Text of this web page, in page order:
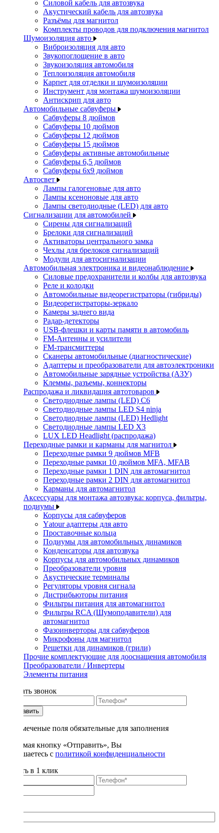
Силовой кабель для автозвука
Акустический кабель для автозвука
Разъёмы для магнитол
Комплекты проводов для подключения магнитол
Шумоизоляция авто
Виброизоляция для авто
Звукопоглощение в авто
Звукоизоляция автомобиля
Теплоизоляция автомобиля
Карпет для отделки и шумоизоляции
Инструмент для монтажа шумоизоляции
Антискрип для авто
Автомобильные сабвуферы
Сабвуферы 8 дюймов
Сабвуферы 10 дюймов
Сабвуферы 12 дюймов
Сабвуферы 15 дюймов
Сабвуферы активные автомобильные
Сабвуферы 6,5 дюймов
Сабвуферы 6x9 дюймов
Автосвет
Лампы галогеновые для авто
Лампы ксеноновые для авто
Лампы светодиодные (LED) для авто
Сигнализации для автомобилей
Сирены для сигнализаций
Брелоки для сигнализаций
Активаторы центрального замка
Чехлы для брелоков сигнализаций
Модули для автосигнализации
Автомобильная электроника и видеонаблюдение
Силовые предохранители и колбы для автозвука
Реле и колодки
Автомобильные видеорегистраторы (гибриды)
Видеорегистраторы-зеркало
Камеры заднего вида
Радар-детекторы
USB-флешки и карты памяти в автомобиль
FM-Антенны и усилители
FM-трансмиттеры
Сканеры автомобильные (диагностические)
Адаптеры и преобразователи для автоэлектроники
Автомобильные зарядные устройства (АЗУ)
Клеммы, разъемы, коннекторы
Распродажа и ликвидация автотоваров
Светодиодные лампы (LED) C6
Светодиодные лампы LED S4 ninja
Светодиодные лампы (LED) Hedlight
Светодиодные лампы LED X3
LUX LED Headlight (распродажа)
Переходные рамки и карманы для магнитол
Переходные рамки 9 дюймов MFB
Переходные рамки 10 дюймов MFA, MFAB
Переходные рамки 1 DIN для автомагнитол
Переходные рамки 2 DIN для автомагнитол
Карманы для автомагнитол
Аксессуары для монтажа автозвука: корпуса, фильтры,
подиумы
Корпусы для сабвуферов
Yаtour адаптеры для авто
Проставочные кольца
Подиумы для автомобильных динамиков
Конденсаторы для автозвука
Корпусы для автомобильных динамиков
Преобразователи уровня
Акустические терминалы
Регуляторы уровня сигнала
Дистрибьюторы питания
Фильтры питания для автомагнитол
Фильтры RCA (Шумоподавители) для
автомагнитол
Фазоинверторы для сабвуферов
Микрофоны для магнитол
Решетки для динамиков (грили)
Прочие комплектующие для дооснащения автомобиля
Преобразователи / Инвертеры
Элементы питания
Заказать звонок
Отправить
* - отмеченые поля обязательные для заполнения
Нажимая кнопку «Отправить», Вы
соглашаетесь с политикой конфиденциальности
Купить в 1 клик